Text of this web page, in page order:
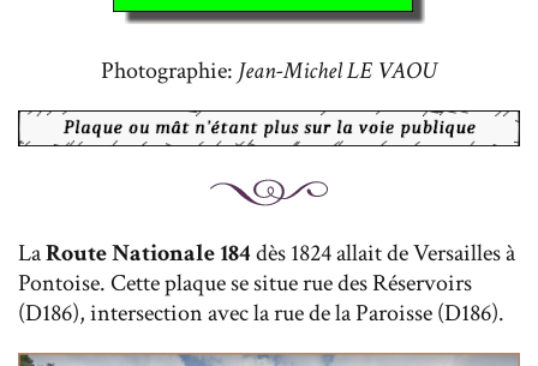
Photographie: Jean-Michel LE VAOU
LaRoute Nationale 184dès 1824 allait de Versailles à
Pontoise. Cette plaque se situe rue des Réservoirs
(D186), intersection avec la rue de la Paroisse (D186).